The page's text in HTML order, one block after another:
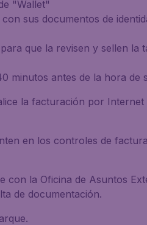
"Wallet"
sus documentos de
que la revisen y sellen la
minutos antes de la hora de
la facturación por
en los controles de
con la Oficina de Asuntos
de documentación.